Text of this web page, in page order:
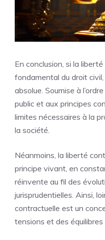
En conclusion, si la
fondamental du droit
absolue. Soumise à
public et aux principes
limites nécessaires à la
la société.
Néanmoins, la liberté
principe vivant, en
réinvente au fil des
jurisprudentielles. Ainsi,
contractuelle est un
tensions et des